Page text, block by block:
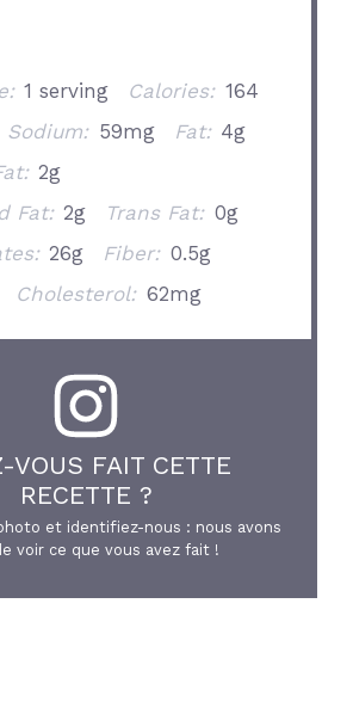
1 serving Calories: 164
Sodium: 59mg Fat: 4g
2g
Fat: 2g Trans Fat: 0g
26g Fiber: 0.5g
Cholesterol: 62mg
VOUS FAIT CETTE
RECETTE ?
et identifiez-nous : nous avons
voir ce que vous avez fait !